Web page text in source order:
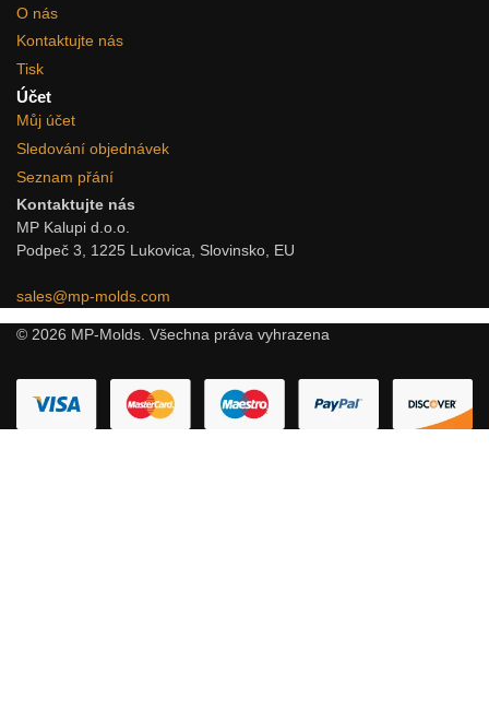
O nás
Kontaktujte nás
Tisk
Účet
Můj účet
Sledování objednávek
Seznam přání
Kontaktujte nás
MP Kalupi d.o.o.
Podpeč 3, 1225 Lukovica, Slovinsko, EU
sales@mp-molds.com
© 2026 MP-Molds. Všechna práva vyhrazena